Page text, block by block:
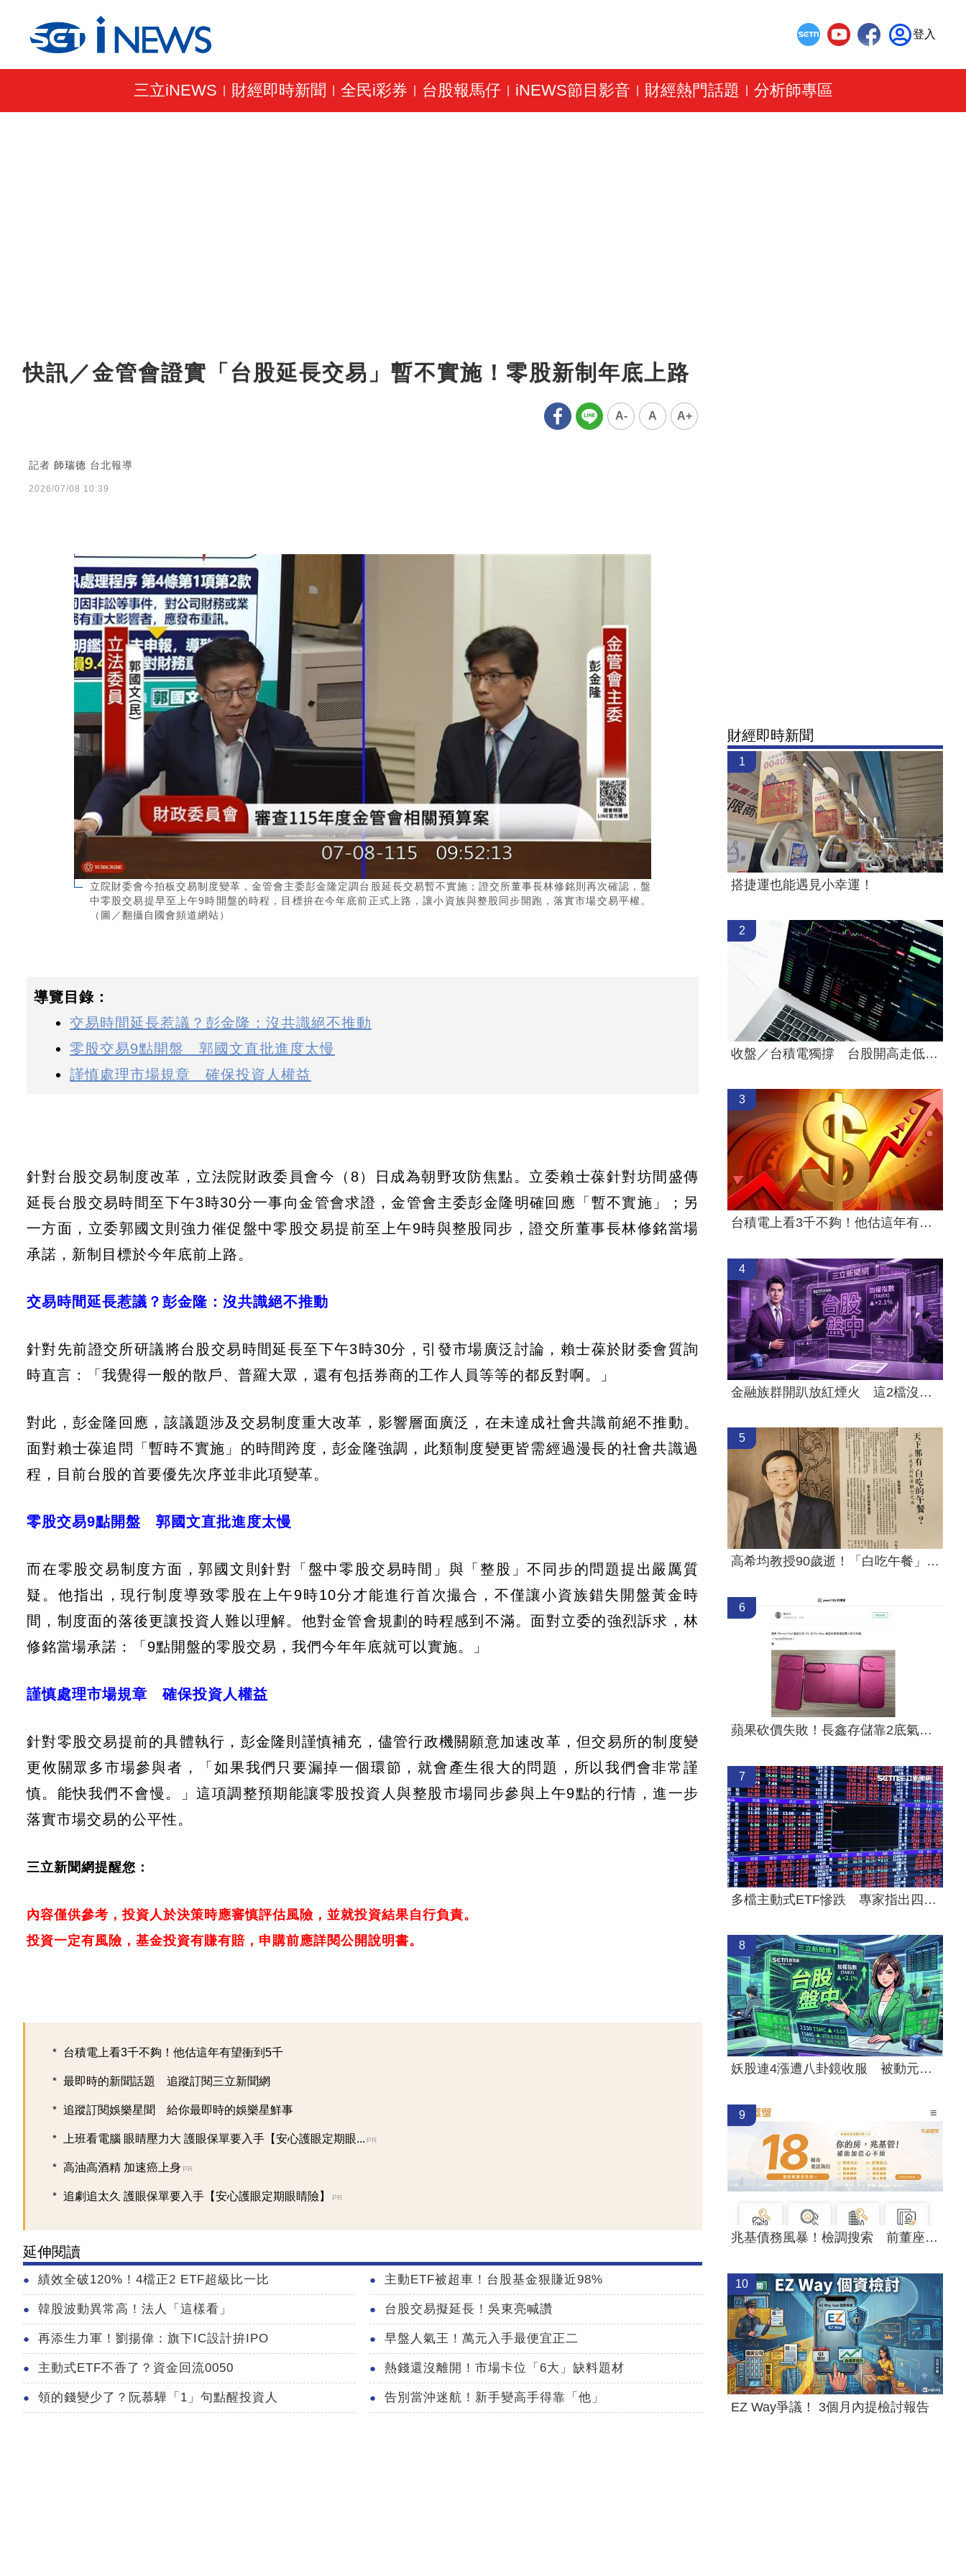
登入
三立iNEWS 財經即時新聞 全民i彩券 台股報馬仔| iNEWS節目影音 財經熱門話題 分析師專區
快訊／金管會證實「台股延長交易」暫不實施！零股新制年底上路
A- A A+
記者 師瑞德 台北報導
2026/07/08 10:39
立院財委會今拍板交易制度變革，金管會主委彭金隆定調台股延長交易暫不實施；證交所董事長林修銘則再次確認，盤
中零股交易提早至上午9時開盤的時程，目標拚在今年底前正式上路，讓小資族與整股同步開跑，落實市場交易平權。
（圖／翻攝自國會頻道網站）
導覽目錄：
交易時間延長惹議？彭金隆：沒共識絕不推動
零股交易9點開盤 郭國文直批進度太慢
謹慎處理市場規章 確保投資人權益
針對台股交易制度改革，立法院財政委員會今（8）日成為朝野攻防焦點。立委賴士葆針對坊間盛傳
延長台股交易時間至下午3時30分一事向金管會求證，金管會主委彭金隆明確回應「暫不實施」；另
一方面，立委郭國文則強力催促盤中零股交易提前至上午9時與整股同步，證交所董事長林修銘當場
承諾，新制目標於今年底前上路。
交易時間延長惹議？彭金隆：沒共識絕不推動
針對先前證交所研議將台股交易時間延長至下午3時30分，引發市場廣泛討論，賴士葆於財委會質詢
時直言：「我覺得一般的散戶、普羅大眾，還有包括券商的工作人員等等的都反對啊。」
對此，彭金隆回應，該議題涉及交易制度重大改革，影響層面廣泛，在未達成社會共識前絕不推動。
面對賴士葆追問「暫時不實施」的時間跨度，彭金隆強調，此類制度變更皆需經過漫長的社會共識過
程，目前台股的首要優先次序並非此項變革。
零股交易9點開盤 郭國文直批進度太慢
而在零股交易制度方面，郭國文則針對「盤中零股交易時間」與「整股」不同步的問題提出嚴厲質
疑。他指出，現行制度導致零股在上午9時10分才能進行首次撮合，不僅讓小資族錯失開盤黃金時
間，制度面的落後更讓投資人難以理解。他對金管會規劃的時程感到不滿。面對立委的強烈訴求，林
修銘當場承諾：「9點開盤的零股交易，我們今年年底就可以實施。」
謹慎處理市場規章 確保投資人權益
針對零股交易提前的具體執行，彭金隆則謹慎補充，儘管行政機關願意加速改革，但交易所的制度變
更攸關眾多市場參與者，「如果我們只要漏掉一個環節，就會產生很大的問題，所以我們會非常謹
慎。能快我們不會慢。」這項調整預期能讓零股投資人與整股市場同步參與上午9點的行情，進一步
落實市場交易的公平性。
三立新聞網提醒您：
內容僅供參考，投資人於決策時應審慎評估風險，並就投資結果自行負責。
投資一定有風險，基金投資有賺有賠，申購前應詳閱公開說明書。
台積電上看3千不夠！他估這年有望衝到5千
最即時的新聞話題 追蹤訂閱三立新聞網
追蹤訂閱娛樂星聞 給你最即時的娛樂星鮮事
上班看電腦 眼睛壓力大 護眼保單要入手【安心護眼定期眼... PR
高油高酒精 加速癌上身 PR
追劇追太久 護眼保單要入手【安心護眼定期眼睛險】 PR
延伸閱讀
績效全破120%！4檔正2 ETF超級比一比 主動ETF被超車！台股基金狠賺近98%
韓股波動異常高！法人「這樣看」 台股交易擬延長！吳東亮喊讚
再添生力軍！劉揚偉：旗下IC設計拚IPO 早盤人氣王！萬元入手最便宜正二
主動式ETF不香了？資金回流0050 熱錢還沒離開！市場卡位「6大」缺料題材
領的錢變少了？阮慕驊「1」句點醒投資人 告別當沖迷航！新手變高手得靠「他」
財經即時新聞
1
搭捷運也能遇見小幸運！
2
收盤／台積電獨撐 台股開高走低跌170點
3
台積電上看3千不夠！他估這年有望衝到5千
4
金融族群開趴放紅煙火 這2檔沒被邀請
5
高希均教授90歲逝！「白吃午餐」秘密曝光
6
蘋果砍價失敗！長鑫存儲靠2底氣拒降價
7
多檔主動式ETF慘跌 專家指出四個陷阱
8
妖股連4漲遭八卦鏡收服 被動元件一片綠
9
兆基債務風暴！檢調搜索 前董座帶回偵訊
10
EZ Way爭議！ 3個月內提檢討報告